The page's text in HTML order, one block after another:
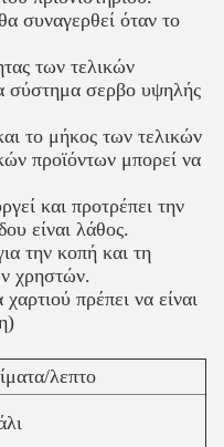
συναγερθεί όταν το
των τελικών
σύστημα σερβο υψηλής
το μήκος των τελικών
προϊόντων μπορεί να
και προτρέπει την
είναι λάθος.
την κοπή και τη
χρηστών.
πρέπει να είναι
λεπτο